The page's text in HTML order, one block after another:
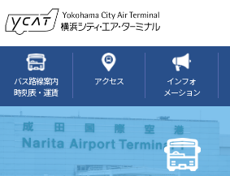
バス路線案内
時刻表・運賃
アクセス
インフォ
メーション